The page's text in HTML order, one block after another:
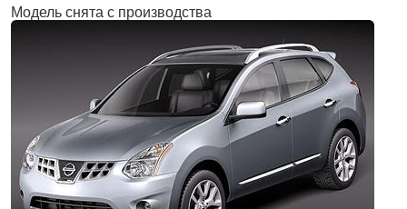
Модель снята с производства